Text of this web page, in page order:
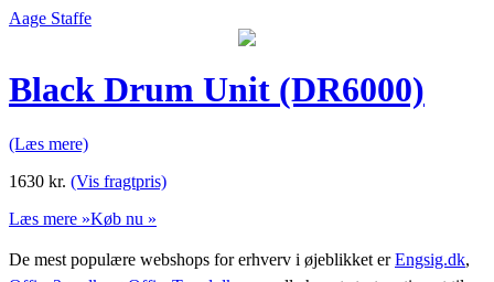
Aage Staffe
Black Drum Unit (DR6000)
(Læs mere)
1630 kr. (Vis fragtpris)
Læs mere »Køb nu »
De mest populære webshops for erhverv i øjeblikket erEngsig.dk,